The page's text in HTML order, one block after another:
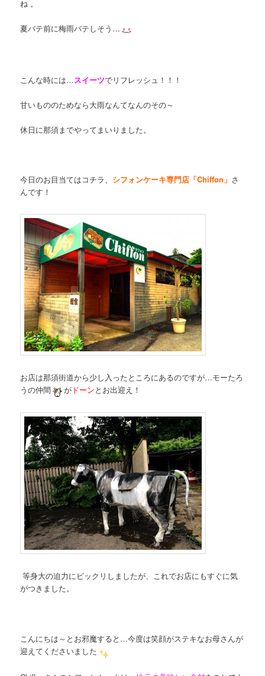
ね 。
夏バテ前に梅雨バテしそう…
こんな時には…スイーツでリフレッシュ！！！
甘いもののためなら大雨なんてなんのその～
休日に那須までやってまいりました。
今日のお目当てはコチラ、 シフォンケーキ専門店「Chiffon」 さ
んです！
お店は那須街道から少し入ったところにあるのですが…モーたろ
うの仲間
が ドーンとお出迎え！
等身大の迫力にビックリしましたが、これでお店にもすぐに気
がつきました。
こんにちは～とお邪魔すると…今度は笑顔がステキなお母さんが
迎えてくださいました